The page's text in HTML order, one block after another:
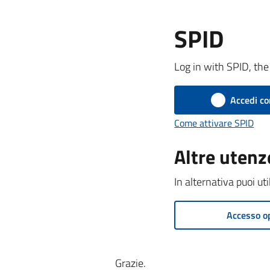
SPID
Log in with SPID,
Accedi
Come attivare SPID
Altre
In alternativa puoi
Accesso
Grazie.